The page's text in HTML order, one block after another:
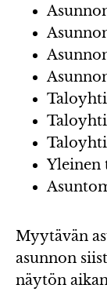
Yleinen
Myytävän
asunnon
näytön